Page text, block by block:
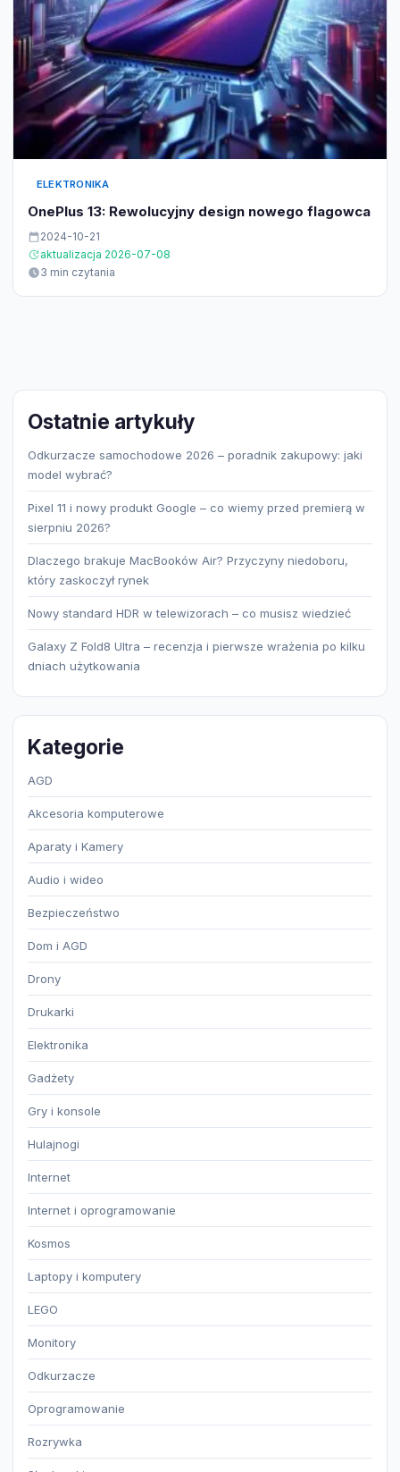
ELEKTRONIKA
OnePlus 13: Rewolucyjny design nowego flagowca
2024-10-21
aktualizacja 2026-07-08
3 min czytania
Ostatnie artykuły
Odkurzacze samochodowe 2026 – poradnik zakupowy: jaki
model wybrać?
Pixel 11 i nowy produkt Google – co wiemy przed premierą w
sierpniu 2026?
Dlaczego brakuje MacBooków Air? Przyczyny niedoboru,
który zaskoczył rynek
Nowy standard HDR w telewizorach – co musisz wiedzieć
Galaxy Z Fold8 Ultra – recenzja i pierwsze wrażenia po kilku
dniach użytkowania
Kategorie
AGD
Akcesoria komputerowe
Aparaty i Kamery
Audio i wideo
Bezpieczeństwo
Dom i AGD
Drony
Drukarki
Elektronika
Gadżety
Gry i konsole
Hulajnogi
Internet
Internet i oprogramowanie
Kosmos
Laptopy i komputery
LEGO
Monitory
Odkurzacze
Oprogramowanie
Rozrywka